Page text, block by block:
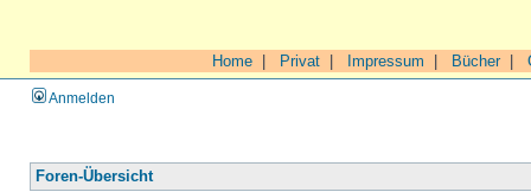
Home Privat Impressum Bücher|
Anmelden
Foren-Übersicht